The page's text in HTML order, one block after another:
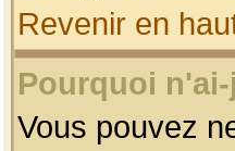
Revenir en
Pourquoi
Vous pouvez